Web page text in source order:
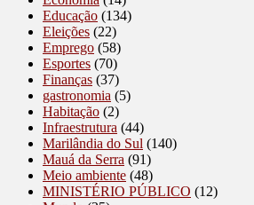
Educação (134)
Eleições (22)
Emprego (58)
Esportes (70)
Finanças (37)
gastronomia (5)
Habitação (2)
Infraestrutura (44)
Marilândia do Sul (140)
Mauá da Serra (91)
Meio ambiente (48)
MINISTÉRIO PÚBLICO (12)